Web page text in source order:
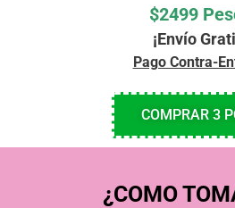
$2499
¡Envío
Pago Contra-
COMPRAR 3
¿COMO